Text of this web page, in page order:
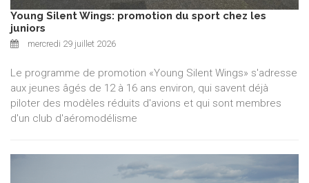
Young Silent Wings: promotion du sport chez les
juniors
mercredi 29 juillet 2026
Le programme de promotion «Young Silent Wings» s'adresse
aux jeunes âgés de 12 à 16 ans environ, qui savent déjà
piloter des modèles réduits d'avions et qui sont membres
d'un club d'aéromodélisme